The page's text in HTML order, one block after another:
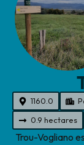
1160.0
0.9 hectares
Trou-Vogliano